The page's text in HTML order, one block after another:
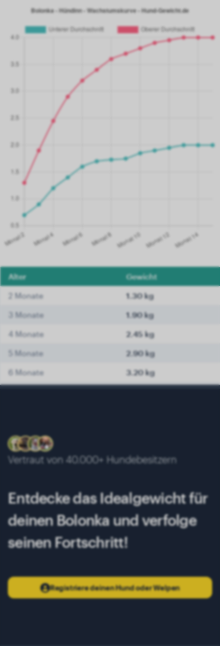
Alter Gewicht
2 Monate 1.30 kg
3 Monate 1.90 kg
4 Monate 2.45 kg
5 Monate 2.90 kg
6 Monate 3.20 kg
10 Monate
13 Monate 4.00 kg
Vertraut von 40.000+ Hundebesitzern
Entdecke das Idealgewicht für
deinen Bolonka und verfolge
seinen Fortschritt!
Registriere deinen Hund oder Welpen